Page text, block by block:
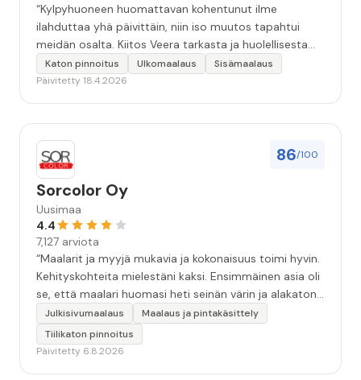
“Kylpyhuoneen huomattavan kohentunut ilme
ilahduttaa yhä päivittäin, niin iso muutos tapahtui
meidän osalta. Kiitos Veera tarkasta ja huolellisesta
työstä, sekä ystävällisestä palvelusta!”
Katon pinnoitus Ulkomaalaus
Sisämaalaus
Päivitetty 18.4.2026
86/100
Sorcolor Oy
Uusimaa
4.4
7,127 arviota
“Maalarit ja myyjä mukavia ja kokonaisuus toimi hyvin.
Kehityskohteita mielestäni kaksi. Ensimmäinen asia oli
se, että maalari huomasi heti seinän värin ja alakaton
värin erot mitä en huomannut. Hyvä toki että siinä
kohtaa huomattu mutta toki optimaalisessa
tilanteessa myyjä olisi jo kiinnittänyt tähän huomiota.
Julkisivumaalaus
Maalaus ja pintakäsittely
Tiilikaton pinnoitus
Päivitetty 6.8.2026